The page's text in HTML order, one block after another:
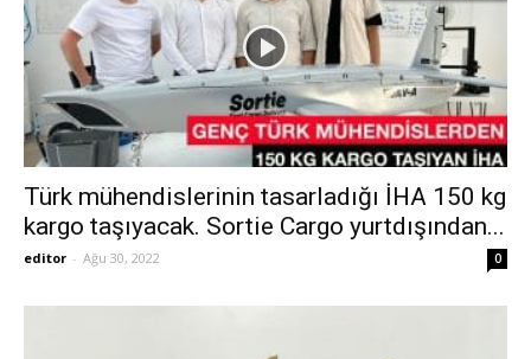
Türk mühendislerinin tasarladığı İHA 150 kg
kargo taşıyacak. Sortie Cargo yurtdışından...
editor - Ağu 30, 2022 0